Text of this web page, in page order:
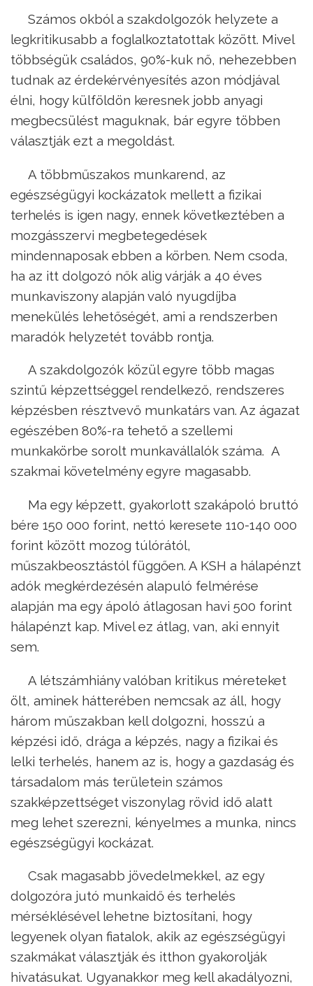
Számos okból a szakdolgozók helyzete a
legkritikusabb a foglalkoztatottak között. Mivel
többségük családos, 90%-kuk nő, nehezebben
tudnak az érdekérvényesítés azon módjával
élni, hogy külföldön keresnek jobb anyagi
megbecsülést maguknak, bár egyre többen
választják ezt a megoldást.
A többműszakos munkarend, az
egészségügyi kockázatok mellett a fizikai
terhelés is igen nagy, ennek következtében a
mozgásszervi megbetegedések
mindennaposak ebben a körben. Nem csoda,
ha az itt dolgozó nők alig várják a 40 éves
munkaviszony alapján való nyugdíjba
menekülés lehetőségét, ami a rendszerben
maradók helyzetét tovább rontja.
A szakdolgozók közül egyre több magas
szintű képzettséggel rendelkező, rendszeres
képzésben résztvevő munkatárs van. Az ágazat
egészében 80%-ra tehető a szellemi
munkakörbe sorolt munkavállalók száma. A
szakmai követelmény egyre magasabb.
Ma egy képzett, gyakorlott szakápoló bruttó
bére 150 000 forint, nettó keresete 110-140 000
forint között mozog túlórától,
műszakbeosztástól függően. A KSH a hálapénzt
adók megkérdezésén alapuló felmérése
alapján ma egy ápoló átlagosan havi 500 forint
hálapénzt kap. Mivel ez átlag, van, aki ennyit
sem.
A létszámhiány valóban kritikus méreteket
ölt, aminek hátterében nemcsak az áll, hogy
három műszakban kell dolgozni, hosszú a
képzési idő, drága a képzés, nagy a fizikai és
lelki terhelés, hanem az is, hogy a gazdaság és
társadalom más területein számos
szakképzettséget viszonylag rövid idő alatt
meg lehet szerezni, kényelmes a munka, nincs
egészségügyi kockázat.
Csak magasabb jövedelmekkel, az egy
dolgozóra jutó munkaidő és terhelés
mérséklésével lehetne biztosítani, hogy
legyenek olyan fiatalok, akik az egészségügyi
szakmákat választják és itthon gyakorolják
hivatásukat. Ugyanakkor meg kell akadályozni,